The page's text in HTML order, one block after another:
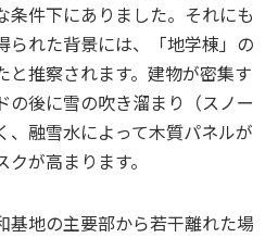
条件下にありました。それにも
られた背景には、「地学棟」の
と推察されます。建物が密集す
の後に雪の吹き溜まり（スノー
、融雪水によって木質パネルが
が高まります。
基地の主要部から若干離れた場